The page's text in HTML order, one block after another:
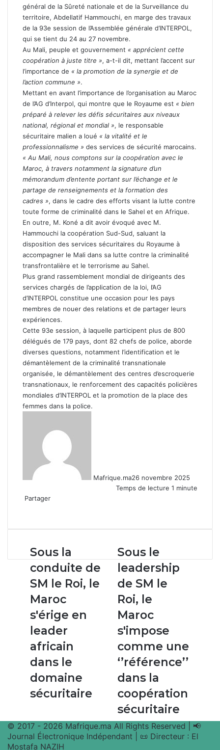
général de la Sûreté nationale et de la Surveillance du
territoire, Abdellatif Hammouchi, en marge des travaux
de la 93e session de l’Assemblée générale d’INTERPOL,
qui se tient du 24 au 27 novembre.
Au Mali, peuple et gouvernement « apprécient cette
coopération à juste titre », a-t-il dit, mettant l’accent sur
l’importance de « la promotion de la synergie et de
l’action commune ».
Mettant en avant l’importance de l’organisation au Maroc
de l’AG d’Interpol, qui montre que le Royaume est « bien
préparé à relever les défis sécuritaires aux niveaux
national, régional et mondial », le responsable
sécuritaire malien a loué « la vitalité et le
professionnalisme » des services de sécurité marocains.
« Au Mali, nous comptons sur la coopération avec le
Maroc, à travers notamment la signature d’un
mémorandum d’entente portant sur l’échange et le
partage de renseignements et la formation des
cadres », dans le cadre des efforts visant la lutte contre
toute forme de criminalité dans le Sahel et en Afrique.
En outre, M. Koné a dit avoir évoqué avec M.
Hammouchi la coopération Sud-Sud, saluant la
disposition des services sécuritaires du Royaume à
accompagner le Mali dans sa lutte contre la criminalité
transfrontalière et le terrorisme au Sahel.
Plus grand rassemblement mondial de dirigeants des
services chargés de l’application de la loi, l’AG
d’INTERPOL constitue une occasion pour les pays
membres de nouer des relations et de partager leurs
expériences.
Cette 93e session, à laquelle participent plus de 800
délégués de 179 pays, dont 82 chefs de police, aborde
diverses questions, notamment l’identification et le
démantèlement de la criminalité transnationale
organisée, le démantèlement des centres d’escroquerie
transnationaux, le renforcement des capacités policières
mondiales d’INTERPOL et la promotion de la place des
femmes dans la police.
Mafrique.ma26 novembre 2025
Temps de lecture 1 minute
Partager
email
Sous
la
conduite
de
SM
le
Roi,
le
Maroc
s'érige
en
leader
africain
dans
le
Sous la
conduite de
SM le Roi, le
Maroc
s'érige en
leader
africain
dans le
domaine
sécuritaire
Sous
le
leadership
de
SM
le
Roi,
le
Maroc
comme
une
‘’référence’’
dans
la
coopération
sécuritaire
Sous le
leadership
de SM le
Roi, le
Maroc
s'impose
comme une
‘’référence’’
dans la
coopération
sécuritaire
© 2017 - 2026 Mafrique.ma All Rights Reserved | 📢
Journal Électronique Indépendant | 📜 Directeur : El
Mostafa NAZIH